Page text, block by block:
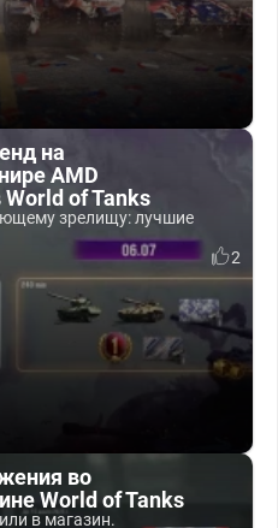
на
AMD
of Tanks
зрелищу: лучшие
2
во
World of Tanks
в магазин.